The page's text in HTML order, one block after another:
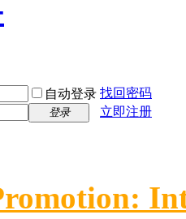
自动登录 找回密码
登录 立即注册